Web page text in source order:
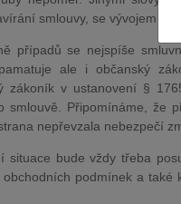
smlouvy, se vývojem
případů se nejspíše
ale i občanský
zákoník v ustanovení §
smlouvě. Připomínáme, že
nepřevzala nebezpečí
situace bude vždy třeba
obchodních podmínek a
JUDr.